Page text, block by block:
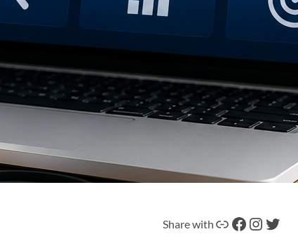
Share with Tautan Facebook Instagram Twitter